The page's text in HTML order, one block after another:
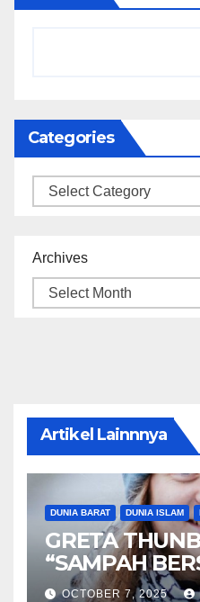
Categories
Categories
Archives
Artikel Lainnnya
DUNIA BARAT DUNIA ISLAM
GRETA
“SAMPAH
OCTOBER 7, 2025